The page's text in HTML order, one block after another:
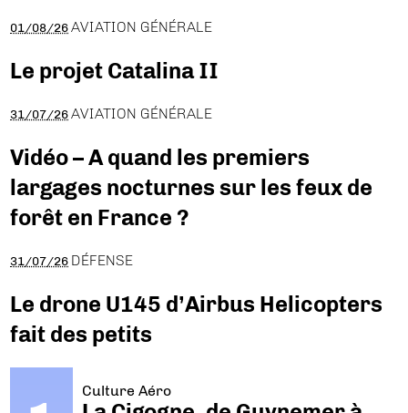
01/08/26 AVIATION GÉNÉRALE
Le projet Catalina II
31/07/26 AVIATION GÉNÉRALE
Vidéo – A quand les premiers
largages nocturnes sur les feux de
forêt en France ?
31/07/26 DÉFENSE
Le drone U145 d’Airbus Helicopters
fait des petits
Culture Aéro